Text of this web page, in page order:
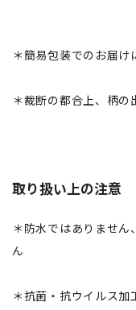
＊簡易包装でのお届け
＊裁断の都合上、柄の
取り扱い上の注意
＊防水ではありません
ん
＊抗菌・抗ウイルス加